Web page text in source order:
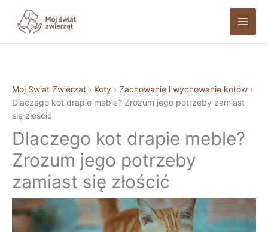
Przejdź
treści
Moj Swiat Zwierzat › Koty › Zachowanie i wychowanie kotów ›
Dlaczego kot drapie meble? Zrozum jego potrzeby zamiast
się złościć
Dlaczego kot drapie meble?
Zrozum jego potrzeby
zamiast się złościć